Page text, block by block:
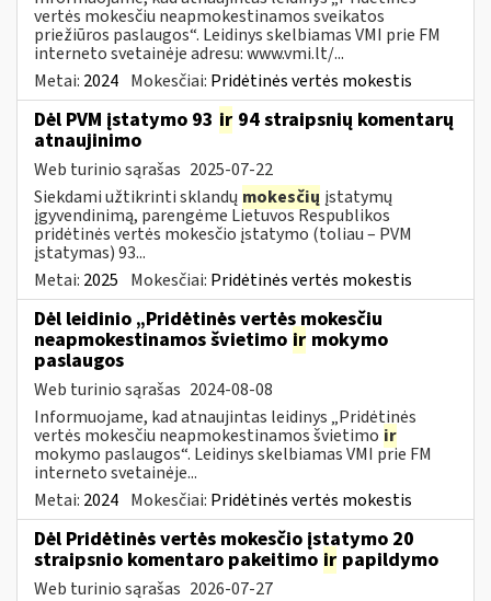
vertės mokesčiu neapmokestinamos sveikatos
priežiūros paslaugos“. Leidinys skelbiamas VMI prie FM
interneto svetainėje adresu: www.vmi.lt/...
Metai: 2024 Mokesčiai: Pridėtinės vertės mokestis
Dėl PVM įstatymo 93 ir 94 straipsnių komentarų
atnaujinimo
Web turinio sąrašas 2025-07-22
Siekdami užtikrinti sklandų mokesčių įstatymų
įgyvendinimą, parengėme Lietuvos Respublikos
pridėtinės vertės mokesčio įstatymo (toliau – PVM
įstatymas) 93...
Metai: 2025 Mokesčiai: Pridėtinės vertės mokestis
Dėl leidinio „Pridėtinės vertės mokesčiu
neapmokestinamos švietimo ir mokymo
paslaugos
Web turinio sąrašas 2024-08-08
Informuojame, kad atnaujintas leidinys „Pridėtinės
vertės mokesčiu neapmokestinamos švietimo ir
mokymo paslaugos“. Leidinys skelbiamas VMI prie FM
interneto svetainėje...
Metai: 2024 Mokesčiai: Pridėtinės vertės mokestis
Dėl Pridėtinės vertės mokesčio įstatymo 20
straipsnio komentaro pakeitimo ir papildymo
Web turinio sąrašas 2026-07-27